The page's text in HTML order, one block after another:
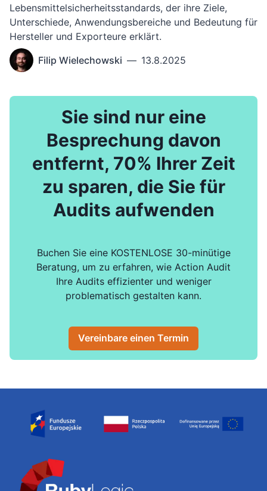
Lebensmittelsicherheitsstandards, der ihre Ziele,
Unterschiede, Anwendungsbereiche und Bedeutung für
Hersteller und Exporteure erklärt.
Filip Wielechowski — 13.8.2025
Sie sind nur eine
Besprechung davon
entfernt, 70% Ihrer Zeit
zu sparen, die Sie für
Audits aufwenden
Buchen Sie eine KOSTENLOSE 30-minütige
Beratung, um zu erfahren, wie Action Audit
Ihre Audits effizienter und weniger
problematisch gestalten kann.
Vereinbare einen Termin